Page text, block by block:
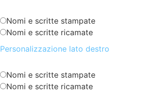
Nomi e scritte stampate
Nomi e scritte ricamate
Personalizzazione lato destro
Nomi e scritte stampate
Nomi e scritte ricamate